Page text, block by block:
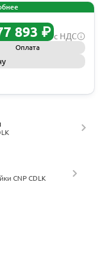
893 ₽ с НДС
Оплата
CNP CDLK